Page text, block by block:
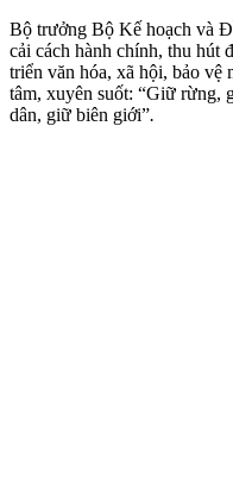
Bộ trưởng Bộ Kế hoạch và
cải cách hành chính, thu hút
triển văn hóa, xã hội, bảo vệ
tâm, xuyên suốt: “Giữ rừng,
dân, giữ biên giới”.